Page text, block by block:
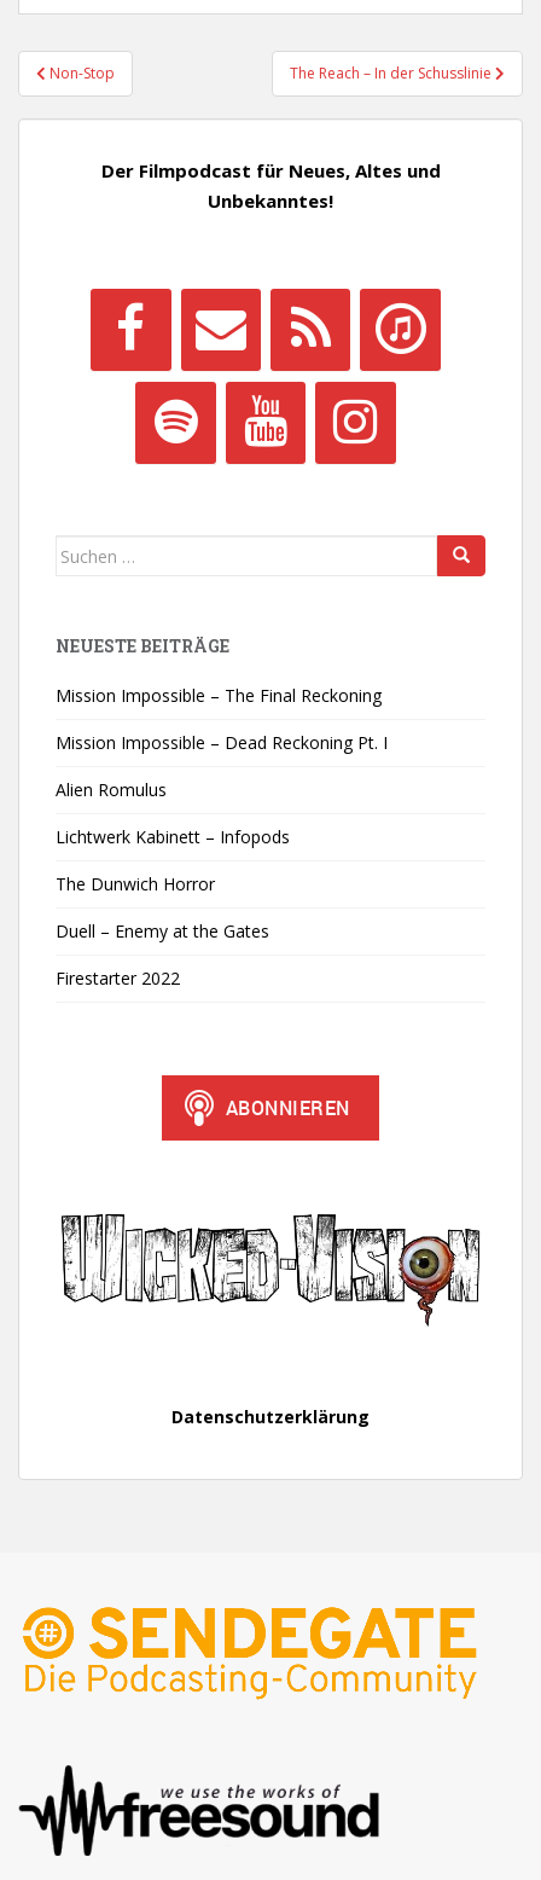
Beitragsnavigation
Non-Stop The Reach – In der Schusslinie
Der Filmpodcast für Neues, Altes und
Unbekanntes!
Suchen
NEUESTE BEITRÄGE
Mission Impossible – The Final Reckoning
Mission Impossible – Dead Reckoning Pt. I
Alien Romulus
Lichtwerk Kabinett – Infopods
The Dunwich Horror
Duell – Enemy at the Gates
Firestarter 2022
Datenschutzerklärung